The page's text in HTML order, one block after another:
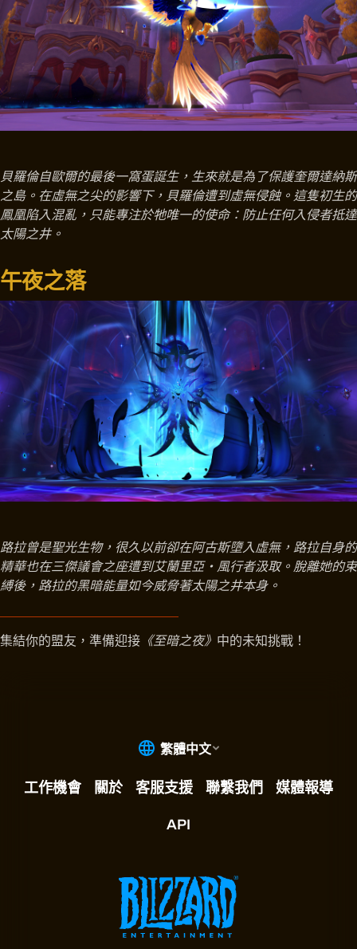
貝羅倫自歐爾的最後一窩蛋誕生，生來就是為了保護奎爾達納斯
之島。在虛無之尖的影響下，貝羅倫遭到虛無侵蝕。這隻初生的
鳳凰陷入混亂，只能專注於牠唯一的使命：防止任何入侵者抵達
太陽之井。
午夜之落
路拉曾是聖光生物，很久以前卻在阿古斯墮入虛無，路拉自身的
精華也在三傑議會之座遭到艾蘭里亞‧風行者汲取。脫離她的束
縛後，路拉的黑暗能量如今威脅著太陽之井本身。
集結你的盟友，準備迎接 《至暗之夜》 中的未知挑戰！